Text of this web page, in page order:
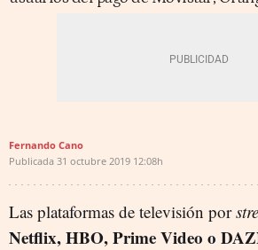
Fernando Cano
Publicada 31 octubre 2019 12:08h
Las plataformas de televisión por
Netflix, HBO, Prime Video o